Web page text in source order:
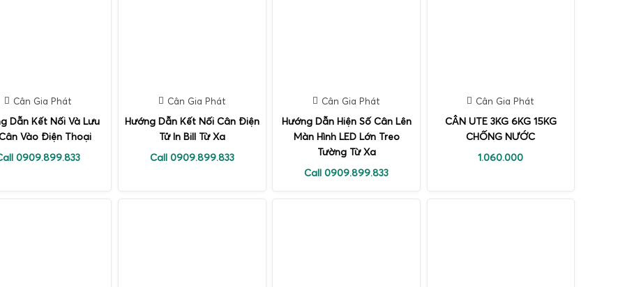
Cân Gia Phát
Dẫn Kết Nối Và Lưu
Vào Điện Thoại
0909.899.833
Cân Gia Phát
Hướng Dẫn Kết Nối Cân Điện
Tử In Bill Từ Xa
Call 0909.899.833
Cân Gia Phát
Hướng Dẫn Hiện Số Cân Lên
Màn Hình LED Lớn Treo
Tường Từ Xa
Call 0909.899.833
Cân Gia Phát
CÂN UTE 3KG 6KG 15KG
CHỐNG NƯỚC
1.060.000